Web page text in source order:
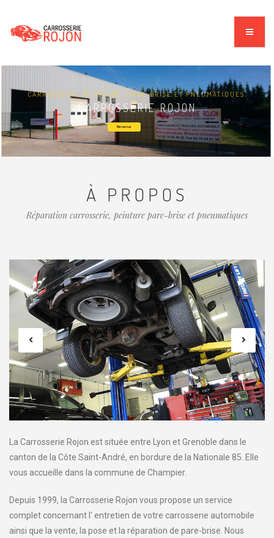
CARROSSERIE, PEINTURE, PARE-BRISE ET PNEUMATIQUES.
CARROSSERIE ROJON
Bienvenue
À PROPOS
Réparation carrosserie, peinture pare-brise et pneumatiques
La Carrosserie Rojon est située entre Lyon et Grenoble dans le
canton de la Côte Saint-André, en bordure de la Nationale 85. Elle
vous accueille dans la commune de Champier.
Depuis 1999, la Carrosserie Rojon vous propose un service
complet concernant l' entretien de votre carrosserie automobile
ainsi que la vente, la pose et la réparation de pare-brise. Nous